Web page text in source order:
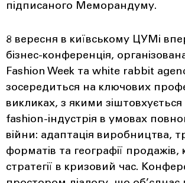
підписаного Меморандуму.
8 вересня в київському ЦУМі
бізнес-конференція,
Fashion Week та white rabbit
зосередиться на ключових
викликах, з якими зіштовхується
fashion-індустрія в умовах
війни: адаптація виробництва,
форматів та географії продажів,
стратегії в кризовий час.